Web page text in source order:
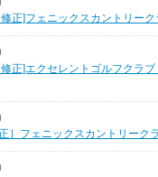
修正]フェニックスカントリーク
正]エクセレントゴルフクラ
］フェニックスカントリーク